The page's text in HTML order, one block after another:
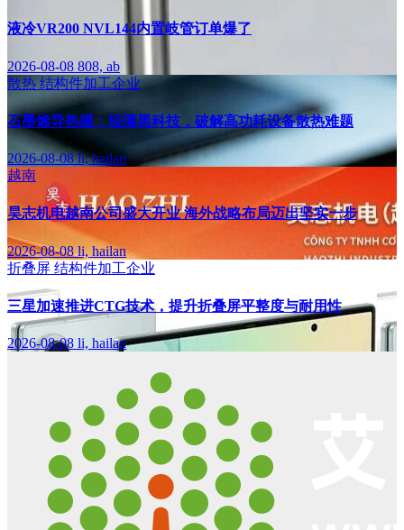
液冷VR200 NVL144内置岐管订单爆了
2026-08-08 808, ab
散热 结构件加工企业
石墨烯导热膜：轻薄黑科技，破解高功耗设备散热难题
2026-08-08li, hailan
越南
昊志机电越南公司盛大开业 海外战略布局迈出坚实一步
2026-08-08li, hailan
折叠屏 结构件加工企业
三星加速推进CTG技术，提升折叠屏平整度与耐用性
2026-08-08 li, hailan